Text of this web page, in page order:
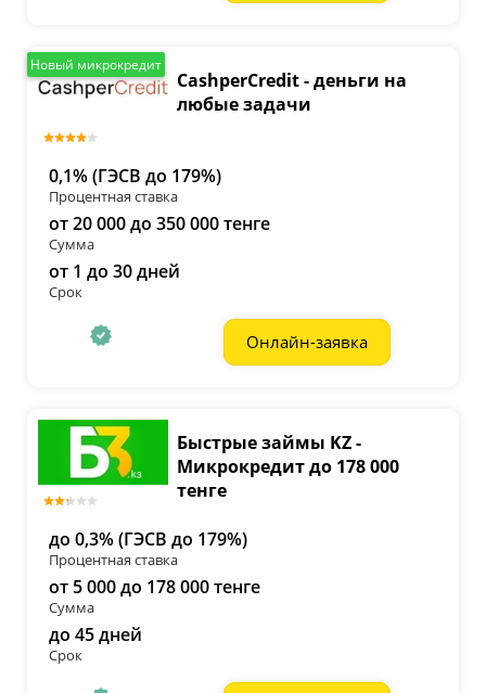
Новый микрокредит
CashperCredit - деньги на
любые задачи
0,1% (ГЭСВ до 179%)
Процентная ставка
от 20 000 до 350 000 тенге
Сумма
от 1 до 30 дней
Срок
Онлайн-заявка
Быстрые займы KZ -
Микрокредит до 178 000
тенге
до 0,3% (ГЭСВ до 179%)
Процентная ставка
от 5 000 до 178 000 тенге
Сумма
до 45 дней
Срок